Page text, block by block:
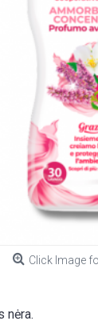
Click Image
nėra.